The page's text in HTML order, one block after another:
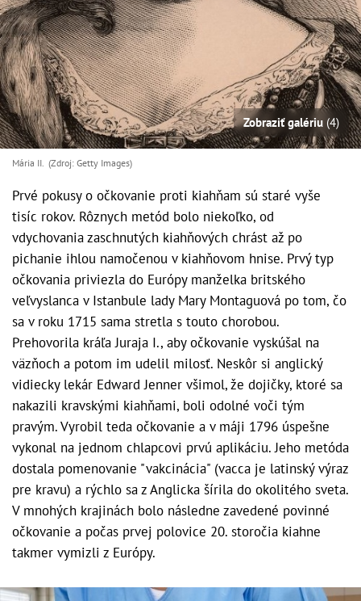
Zobraziť galériu (4)
Mária II. (Zdroj: Getty Images)
Prvé pokusy o očkovanie proti kiahňam sú staré vyše
tisíc rokov. Rôznych metód bolo niekoľko, od
vdychovania zaschnutých kiahňových chrást až po
pichanie ihlou namočenou v kiahňovom hnise. Prvý typ
očkovania priviezla do Európy manželka britského
veľvyslanca v Istanbule lady Mary Montaguová po tom, čo
sa v roku 1715 sama stretla s touto chorobou.
Prehovorila kráľa Juraja I., aby očkovanie vyskúšal na
väzňoch a potom im udelil milosť. Neskôr si anglický
vidiecky lekár Edward Jenner všimol, že dojičky, ktoré sa
nakazili kravskými kiahňami, boli odolné voči tým
pravým. Vyrobil teda očkovanie a v máji 1796 úspešne
vykonal na jednom chlapcovi prvú aplikáciu. Jeho metóda
dostala pomenovanie "vakcinácia" (vacca je latinský výraz
pre kravu) a rýchlo sa z Anglicka šírila do okolitého sveta.
V mnohých krajinách bolo následne zavedené povinné
očkovanie a počas prvej polovice 20. storočia kiahne
takmer vymizli z Európy.